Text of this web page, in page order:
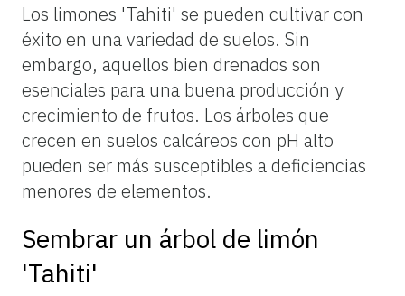
Los limones 'Tahiti' se pueden cultivarcon
éxito en unavariedad de suelos. Sin
embargo, aquellos bien drenados son
esenciales para una buena producción y
crecimiento de frutos. Los árboles que
crecen en suelos calcáreos con pH alto
pueden ser más susceptibles adeficiencias
menores de elementos.
Sembrar un árbol de limón
'Tahiti'